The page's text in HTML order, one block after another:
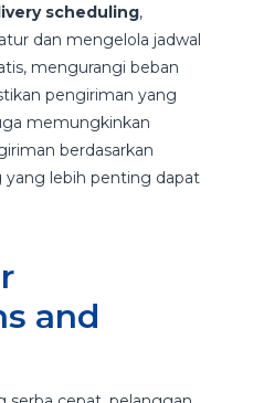
scheduling,
dan mengelola jadwal
mengurangi beban
pengiriman yang
memungkinkan
berdasarkan
yang lebih penting dapat
and